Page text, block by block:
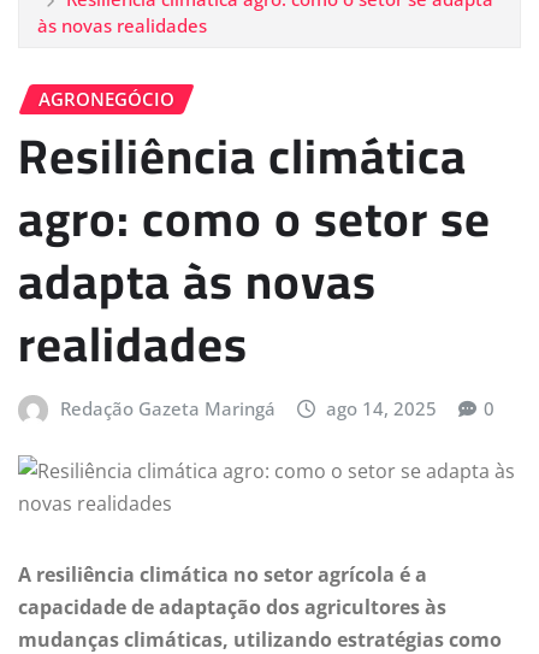
às novas realidades
AGRONEGÓCIO
Resiliência climática
agro: como o setor se
adapta às novas
realidades
Redação Gazeta Maringá ago 14, 2025 0
A resiliência climática no setor agrícola é a
capacidade de adaptação dos agricultores às
mudanças climáticas, utilizando estratégias como